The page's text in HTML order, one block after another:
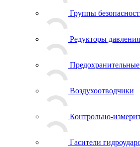
Группы
Редукторы давления
Воздухоотводчики
Контрольно-
Гасители